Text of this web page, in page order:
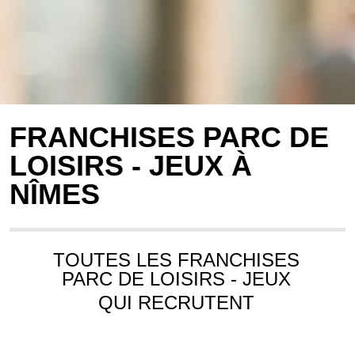
FRANCHISES PARC DE
LOISIRS - JEUX À
NÎMES
TOUTES LES FRANCHISES
PARC DE LOISIRS - JEUX
QUI RECRUTENT